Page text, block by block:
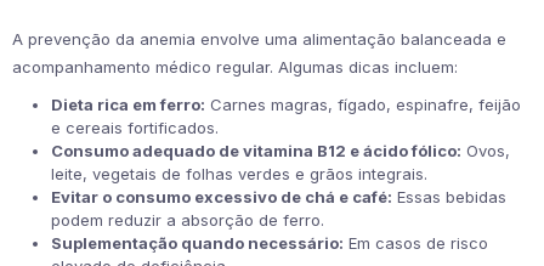
A prevenção da anemia envolve uma alimentação balanceada e
acompanhamento médico regular. Algumas dicas incluem:
Dieta rica em ferro: Carnes magras, fígado, espinafre, feijão
e cereais fortificados.
Consumo adequado de vitamina B12 e ácido fólico: Ovos,
leite, vegetais de folhas verdes e grãos integrais.
Evitar o consumo excessivo de chá e café: Essas bebidas
podem reduzir a absorção de ferro.
Suplementação quando necessário: Em casos de risco